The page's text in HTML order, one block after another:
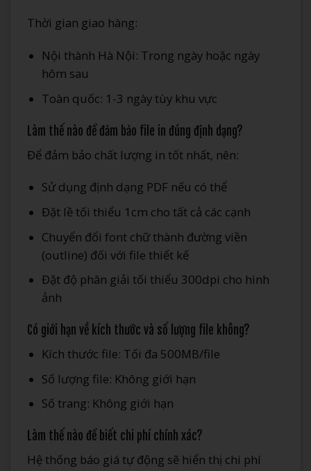
Thời gian giao hàng:
Nội thành Hà Nội: Trong ngày hoặc ngày
hôm sau
Toàn quốc: 1-3 ngày tùy khu vực
Làm thế nào để đảm bảo file in đúng định dạng?
Để đảm bảo chất lượng in tốt nhất, nên:
Sử dụng định dạng PDF nếu có thể
Đặt lề tối thiểu 1cm cho tất cả các cạnh
Chuyển đổi font chữ thành đường viền
(outline) đối với file thiết kế
Đặt độ phân giải tối thiểu 300dpi cho hình
ảnh
Có giới hạn về kích thước và số lượng file không?
Kích thước file: Tối đa 500MB/file
Số lượng file: Không giới hạn
Số trang: Không giới hạn
Làm thế nào để biết chi phí chính xác?
Hệ thống báo giá tự động sẽ hiển thị chi phí